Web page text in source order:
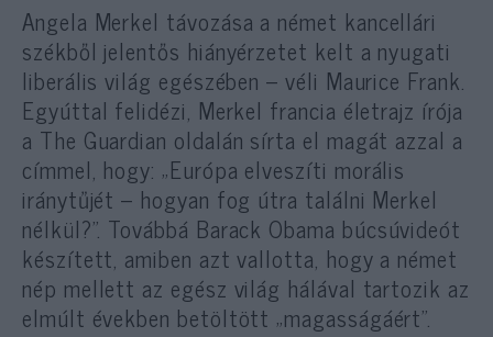
Angela Merkel távozása a német kancellári
székből jelentős hiányérzetet kelt a nyugati
liberális világ egészében – véli Maurice Frank.
Egyúttal felidézi, Merkel francia életrajz írója
a The Guardian oldalán sírta el magát azzal a
címmel, hogy: „Európa elveszíti morális
iránytűjét – hogyan fog útra találni Merkel
nélkül?”. Továbbá Barack Obama búcsúvideót
készített, amiben azt vallotta, hogy a német
nép mellett az egész világ hálával tartozik az
elmúlt években betöltött „magasságáért”.